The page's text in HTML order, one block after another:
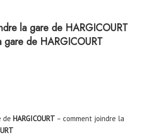
la gare de HARGICOURT
de HARGICOURT
de HARGICOURT – comment joindre la